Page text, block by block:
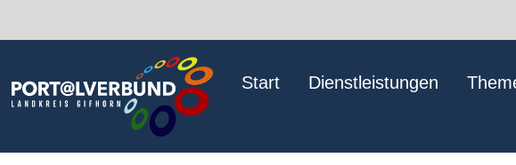
Start Dienstleistungen